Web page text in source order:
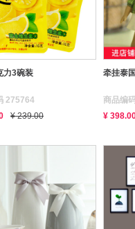
力3碗装
275764
¥ 239.00
牵挂泰
商品编
¥